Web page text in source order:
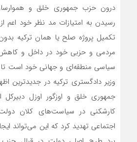
درون حزب جمهوری خلق و
رسیدن به امتیازات مد نظر خود اعم
تکمیل پروژه صلح یا همان ترکیه
مردمی و حزبی خود در داخل و
سیاسی منطقه‌ای و جهانی خود است تا
وزیر دادگستری ترکیه در جدیدترین
جمهوری خلق و اوزگور اوزل
کارشکنی در سیاست‌های کلان
اجتماعی تهدید کرد که این می‌تواند